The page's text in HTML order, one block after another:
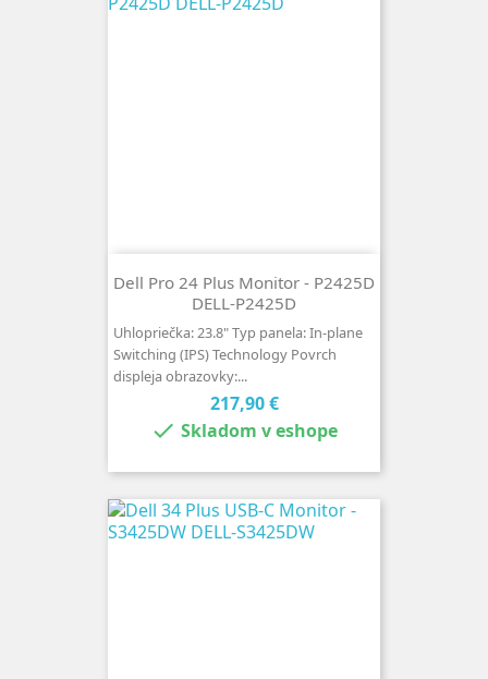
Dell Pro 24 Plus Monitor - P2425D
DELL-P2425D
Uhlopriečka: 23.8" Typ panela: In-plane
Switching (IPS) Technology Povrch
displeja obrazovky:...
Cena
217,90 €
 Skladom v eshope